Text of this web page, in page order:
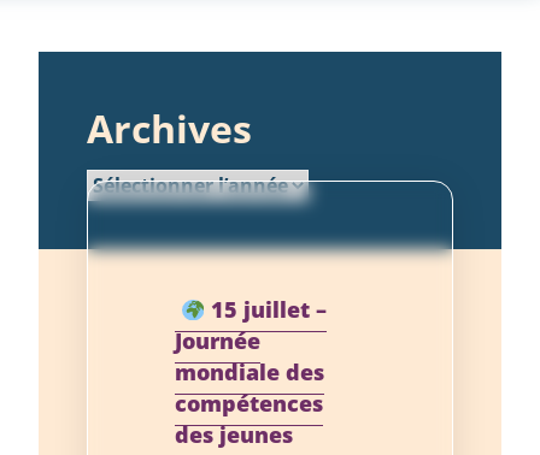
Archives
15 juillet –
Journée
mondiale des
compétences
des jeunes